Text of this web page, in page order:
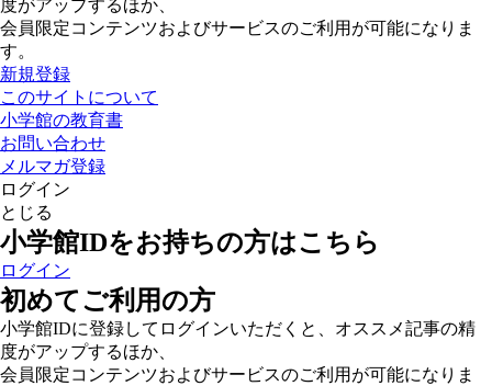
度がアップするほか、
会員限定コンテンツおよびサービスのご利用が可能になりま
す。
新規登録
このサイトについて
小学館の教育書
お問い合わせ
メルマガ登録
ログイン
とじる
小学館IDをお持ちの方はこちら
ログイン
初めてご利用の方
小学館IDに登録してログインいただくと、オススメ記事の精
度がアップするほか、
会員限定コンテンツおよびサービスのご利用が可能になりま